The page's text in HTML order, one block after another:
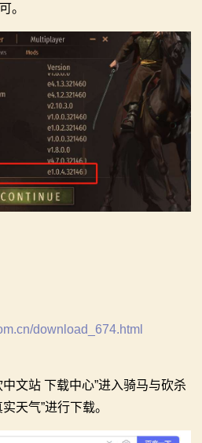
。
download_674.html
文站 下载中心”进入骑马与砍杀
天气”进行下载。